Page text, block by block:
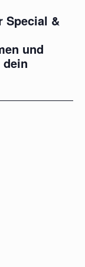
Special &
und